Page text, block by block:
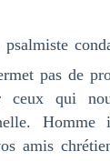
pas de
ceux qui
Homme
amis